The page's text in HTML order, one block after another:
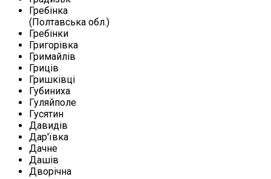
Гребінка
(Полтавська обл.)
Гребінки
Григорівка
Гримайлів
Гриців
Гришківці
Губиниха
Гуляйполе
Гусятин
Давидів
Дар'ївка
Дачне
Дашів
Дворічна